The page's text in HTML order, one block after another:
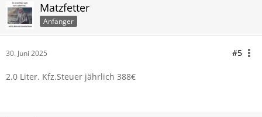
Matzfetter
Anfänger
30. Juni 2025 #5
2.0 Liter. Kfz.Steuer jährlich 388€